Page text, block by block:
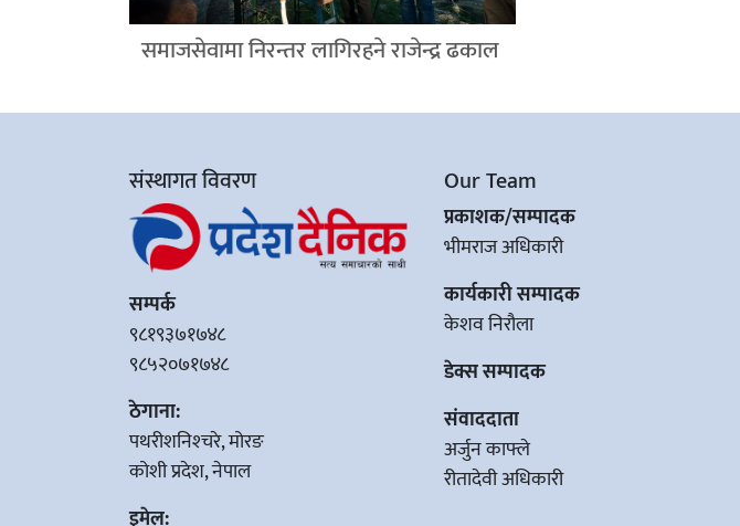
समाजसेवामा निरन्तर लागिरहने राजेन्द्र ढकाल
संस्थागत विवरण
सम्पर्क
९८१९३७१७४८
९८५२०७१७४८
ठेगाना:
पथरीशनिश्‍चरे, मोरङ
कोशी प्रदेश, नेपाल
Our Team
प्रकाशक/सम्पादक
भीमराज अधिकारी
कार्यकारी सम्पादक
केशव निरौला
डेक्स सम्पादक
संवाददाता
अर्जुन काफ्ले
रीतादेवी अधिकारी